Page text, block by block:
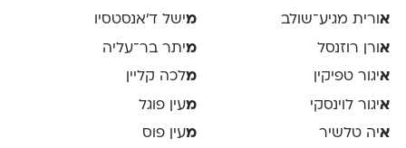
אורית מגיע־שולב
אורן רוזנסל
איגור טפיקין
איגור לוינסקי
איה טלשיר
מישל ד׳אנסטסיו
מיתר בר־עליה
מלכה קליין
מעין פוגל
מעין פוס